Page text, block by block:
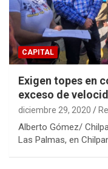
CAPITAL
Exigen topes en
exceso de
diciembre 29, 2020
Alberto Gómez/
Las Palmas, en